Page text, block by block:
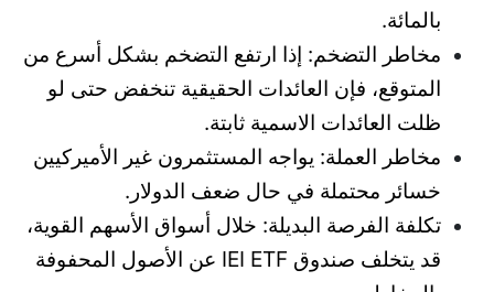
بالمائة.
مخاطر التضخم: إذا ارتفع التضخم بشكل أسرع من
المتوقع، فإن العائدات الحقيقية تنخفض حتى لو
ظلت العائدات الاسمية ثابتة.
مخاطر العملة: يواجه المستثمرون غير الأميركيين
خسائر محتملة في حال ضعف الدولار.
تكلفة الفرصة البديلة: خلال أسواق الأسهم القوية،
قد يتخلف صندوق IEI ETF عن الأصول المحفوفة